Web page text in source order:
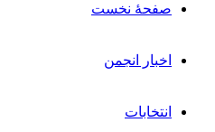
صفحۀ نخست
اخبار انجمن
انتخابات